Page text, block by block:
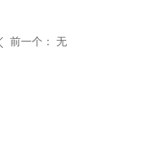
前一个： 无